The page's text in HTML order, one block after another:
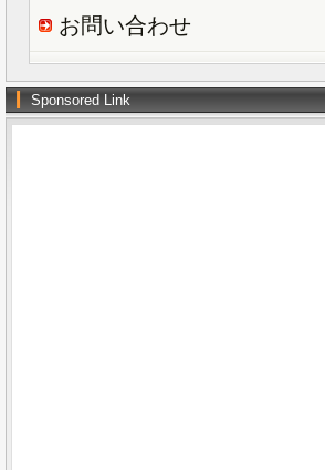
お問い合わせ
Sponsored Link